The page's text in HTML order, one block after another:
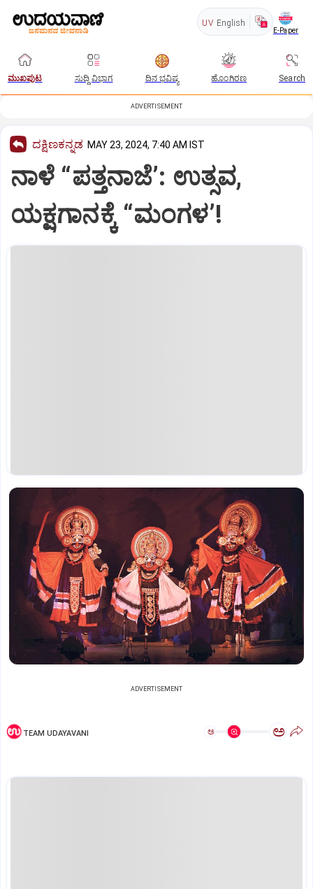
UV English
E-Paper
ಮುಖಪುಟ ಸುದ್ದಿ ವಿಭಾಗ ದಿನ ಭವಿಷ್ಯ ಹೊಂಗಿರಣ Search
ADVERTISEMENT
ದಕ್ಷಿಣಕನ್ನಡ MAY 23, 2024, 7:40 AM IST
ನಾಳೆ “ಪತ್ತನಾಜೆ’: ಉತ್ಸವ,
ಯಕ್ಷಗಾನಕ್ಕೆ “ಮಂಗಳ’!
ADVERTISEMENT
TEAM UDAYAVANI ಅ ಅ